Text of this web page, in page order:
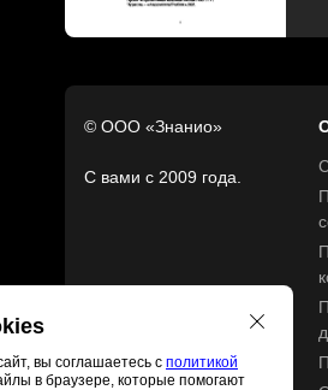
© ООО «Знанио»
С вами с 2009 года.
вы соглашаетесь с политикой
в браузере, которые помогают